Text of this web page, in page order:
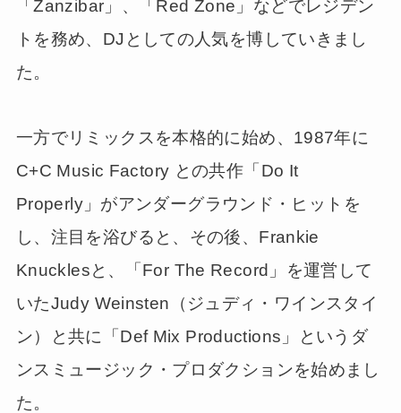
「Zanzibar」、「Red Zone」などでレジデン
トを務め、DJとしての人気を博していきまし
た。
一方でリミックスを本格的に始め、1987年に
C+C Music Factory との共作「Do It
Properly」がアンダーグラウンド・ヒットを
し、注目を浴びると、その後、Frankie
Knucklesと、「For The Record」を運営して
いたJudy Weinsten（ジュディ・ワインスタイ
ン）と共に「Def Mix Productions」というダ
ンスミュージック・プロダクションを始めまし
た。